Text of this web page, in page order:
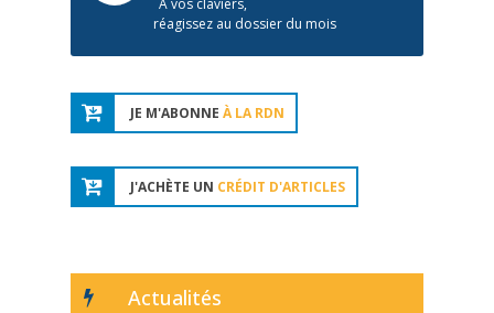
réagissez au dossier du mois
JE M'ABONNE À LA RDN
J'ACHÈTE UN CRÉDIT D'ARTICLES
Actualités